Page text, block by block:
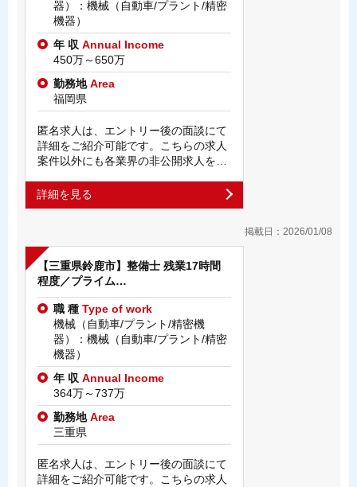
器）：機械（自動車/プラント/精密
機器）
年 収 Annual Income
450万～650万
勤務地Area
福岡県
匿名求人は、エントリー後の面談にて
詳細をご紹介可能です。こちらの求人
案件以外にも各業界の非公開求人を…
詳細を見る
掲載日：2026/01/08
【三重県鈴鹿市】整備士 残業17時間
程度／プライム…
職 種 Type of work
機械（自動車/プラント/精密機
器）：機械（自動車/プラント/精密
機器）
年 収 Annual Income
364万～737万
勤務地Area
三重県
匿名求人は、エントリー後の面談にて
詳細をご紹介可能です。こちらの求人